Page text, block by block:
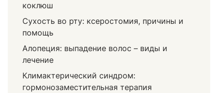
коклюш
Сухость во рту: ксеростомия, причины и
помощь
Алопеция: выпадение волос – виды и
лечение
Климактерический синдром:
гормонозаместительная терапия